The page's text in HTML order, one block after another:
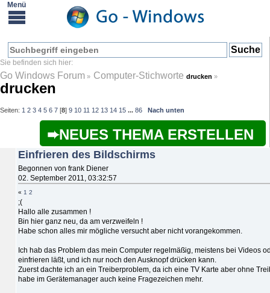
Go Windows Forum » Computer-Stichwortedrucken »
drucken
Seiten: 1 2 3 4 5 6 7 [8] 9 10 11 12 13 14 15 ... 86 Nach unten
NEUES THEMA ERSTELLEN
Einfrieren des Bildschirms
Begonnen von frank Diener
02. September 2011, 03:32:57
« 1 2
;(
Hallo alle zusammen !
Bin hier ganz neu, da am verzweifeln !
Habe schon alles mir mögliche versucht aber nicht vorangekommen.
Ich hab das Problem das mein Computer regelmäßig, meistens bei Videos
einfrieren läßt, und ich nur noch den Ausknopf drücken kann.
Zuerst dachte ich an ein Treiberproblem, da ich eine TV Karte aber ohne
habe im Gerätemanager auch keine Fragezeichen mehr.